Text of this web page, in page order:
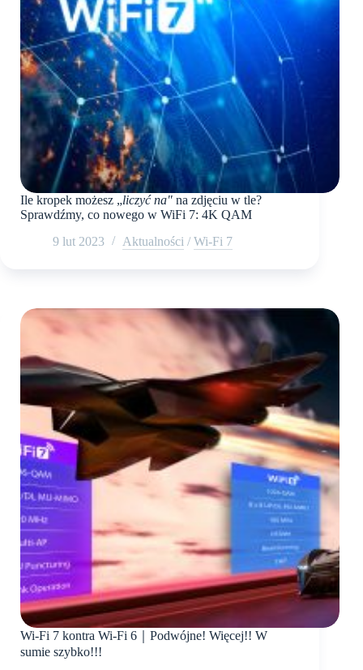
Ile kropek możesz „liczyć na" na zdjęciu w tle?
Sprawdźmy, co nowego w WiFi 7: 4K QAM
9 lut 2023
Aktualności /Wi-Fi 7
Wi-Fi 7 kontra Wi-Fi 6｜Podwójne! Więcej!! W
sumie szybko!!!